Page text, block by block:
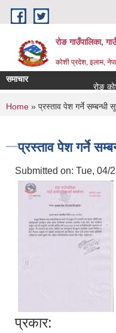
Skip to main content
रोङ गाउँपालिका,
कोशी प्रदेश, इलाम,
समाचार
रोङ
You are here
Home » प्रस्ताव पेश गर्ने सम्बन्धी
प्रस्ताव पेश गर्ने
Submitted on: Tue, 04/
प्रकार: